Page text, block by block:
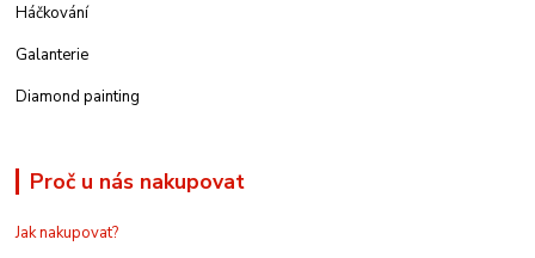
Háčkování
Galanterie
Diamond painting
Proč u nás nakupovat
Jak nakupovat?